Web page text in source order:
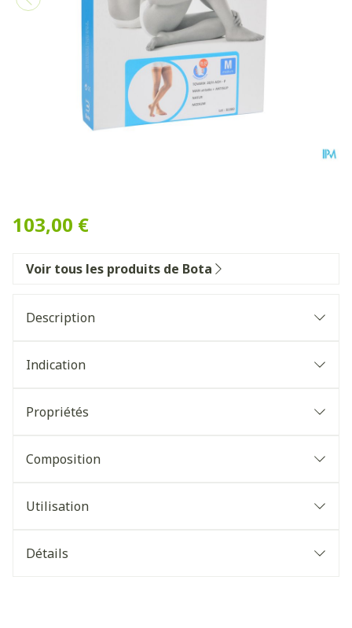
103,00 €
Voir tous les produits de Bota
Description
Indication
Propriétés
Composition
Utilisation
Détails